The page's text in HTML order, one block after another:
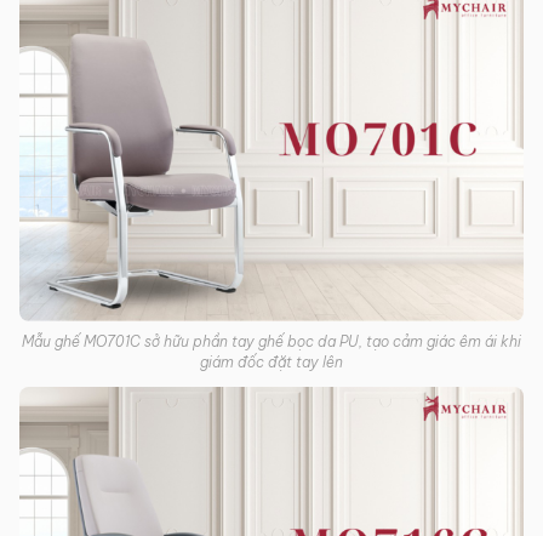
Mẫu ghế MO701C sở hữu phần tay ghế bọc da PU, tạo cảm giác êm ái khi
giám đốc đặt tay lên